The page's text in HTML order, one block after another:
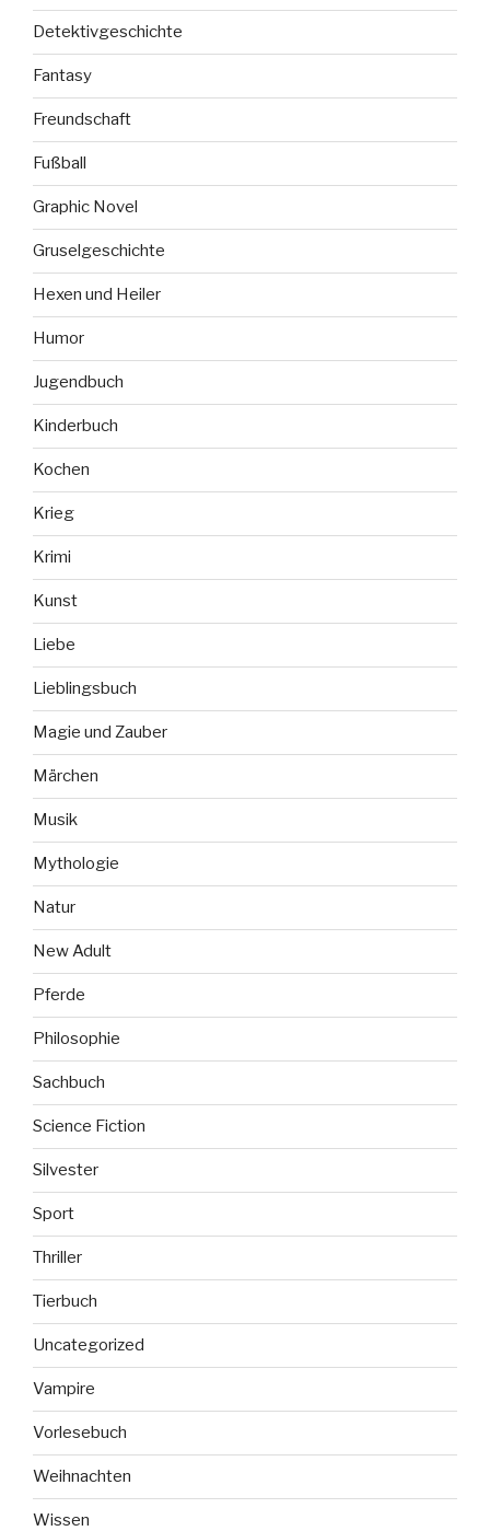
Detektivgeschichte
Fantasy
Freundschaft
Fußball
Graphic Novel
Gruselgeschichte
Hexen und Heiler
Humor
Jugendbuch
Kinderbuch
Kochen
Krieg
Krimi
Kunst
Liebe
Lieblingsbuch
Magie und Zauber
Märchen
Musik
Mythologie
Natur
New Adult
Pferde
Philosophie
Sachbuch
Science Fiction
Silvester
Sport
Thriller
Tierbuch
Uncategorized
Vampire
Vorlesebuch
Weihnachten
Wissen